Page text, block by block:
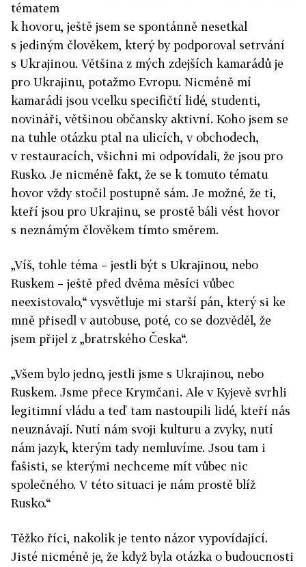
tématem
k hovoru, ještě jsem se spontánně nesetkal
s jediným člověkem, který by podporoval setrvání
s Ukrajinou. Většina z mých zdejších kamarádů je
pro Ukrajinu, potažmo Evropu. Nicméně mí
kamarádi jsou vcelku specifičtí lidé, studenti,
novináři, většinou občansky aktivní. Koho jsem se
na tuhle otázku ptal na ulicích, v obchodech,
v restauracích, všichni mi odpovídali, že jsou pro
Rusko. Je nicméně fakt, že se k tomuto tématu
hovor vždy stočil postupně sám. Je možné, že ti,
kteří jsou pro Ukrajinu, se prostě báli vést hovor
s neznámým člověkem tímto směrem.
„Víš, tohle téma – jestli být s Ukrajinou, nebo
Ruskem – ještě před dvěma měsíci vůbec
neexistovalo,“ vysvětluje mi starší pán, který si ke
mně přisedl v autobuse, poté, co se dozvěděl, že
jsem přijel z „bratrského Česka“.
„Všem bylo jedno, jestli jsme s Ukrajinou, nebo
Ruskem. Jsme přece Krymčani. Ale v Kyjevě svrhli
legitimní vládu a teď tam nastoupili lidé, kteří nás
neuznávají. Nutí nám svoji kulturu a zvyky, nutí
nám jazyk, kterým tady nemluvíme. Jsou tam i
fašisti, se kterými nechceme mít vůbec nic
společného. V této situaci je nám prostě blíž
Rusko.“
Těžko říci, nakolik je tento názor vypovídající.
Jisté nicméně je, že když byla otázka o budoucnosti